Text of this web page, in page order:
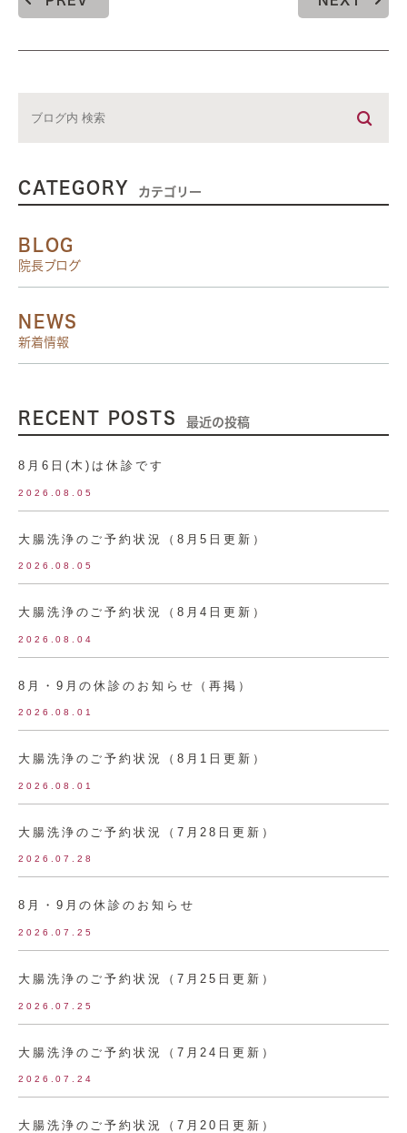
CATEGORY カテゴリー
BLOG
院長ブログ
NEWS
新着情報
RECENT POSTS 最近の投稿
8月6日(木)は休診です
2026.08.05
大腸洗浄のご予約状況（8月5日更新）
2026.08.05
大腸洗浄のご予約状況（8月4日更新）
2026.08.04
8月・9月の休診のお知らせ（再掲）
2026.08.01
大腸洗浄のご予約状況（8月1日更新）
2026.08.01
大腸洗浄のご予約状況（7月28日更新）
2026.07.28
8月・9月の休診のお知らせ
2026.07.25
大腸洗浄のご予約状況（7月25日更新）
2026.07.25
大腸洗浄のご予約状況（7月24日更新）
2026.07.24
大腸洗浄のご予約状況（7月20日更新）